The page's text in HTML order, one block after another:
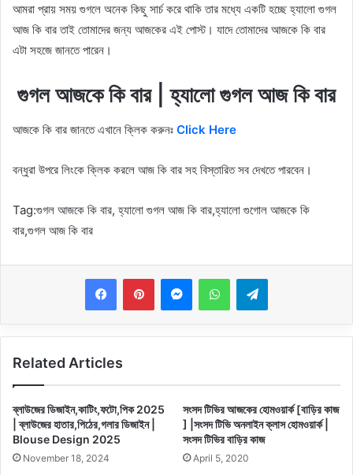
আমরা প্রায় সময় গুগলে অনেক কিছু সার্চ করে থাকি তার মধ্যে একটি হচ্ছে হ্যালো গুগল
আজ কি বার তাই তোমাদের জন্য আজকের এই পোস্ট। যাদে তোমাদের আজকে কি বার
এটা সহজে জানতে পারেন।
গুগল আজকে কি বার | হ্যালো গুগল আজ কি বার
আজকে কি বার জানতে এখানে ক্লিক করুনঃ Click Here
বন্ধুরা উপরে লিংকে ক্লিক করলে আজ কি বার সহ বিস্তারিত সব দেখতে পারবেন।
Tag:গুগল আজকে কি বার, হ্যালো গুগল আজ কি বার,হ্যালো গুগোল আজকে কি
বার,গুগল আজ কি বার
MessengerWhatsAppTelegram
Related Articles
ব্লাউজের ডিজাইন,কাটিং,ফটো,পিক 2025
| ব্লাউজের হাতার,পিঠের,গলার ডিজাইন |
Blouse Design 2025
November 18, 2024
সংসদ টিভির আজকের হোমওয়ার্ক [বাড়ির কাজ
] |সংসদ টিভি অনলাইন ক্লাস হোমওয়ার্ক |
সংসদ টিভির বাড়ির কাজ
April 5, 2020